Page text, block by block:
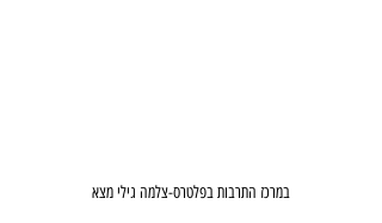
במרכז התרבות בפלטרס-צלמה גילי מצא